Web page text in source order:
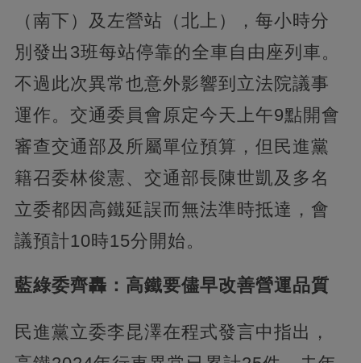
（南下）及左營站（北上），每小時分
別發出3班每站停靠的全車自由座列車。
不過此次異常也意外影響到立法院議事
運作。交通委員會原定今天上午9點開會
審查交通部及所屬單位預算，但民進黨
籍召委林俊憲、交通部長陳世凱及多名
立委都因高鐵延誤而無法準時抵達，會
議預計10時15分開始。
藍綠委齊轟：高鐵要儘早改善營運品質
民進黨立委李昆澤在程式發言中指出，